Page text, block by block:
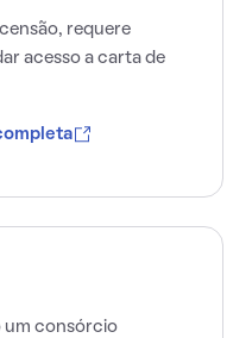
requere
acesso a carta de
um consórcio